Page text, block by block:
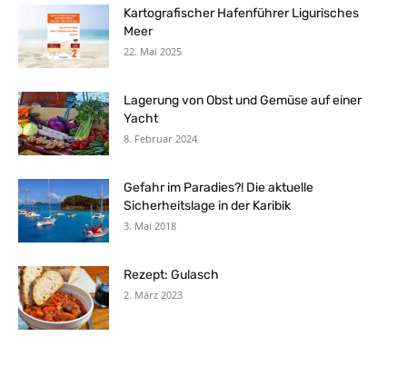
Kartografischer Hafenführer Ligurisches
Meer
22. Mai 2025
Lagerung von Obst und Gemüse auf einer
Yacht
8. Februar 2024
Gefahr im Paradies?! Die aktuelle
Sicherheitslage in der Karibik
3. Mai 2018
Rezept: Gulasch
2. März 2023